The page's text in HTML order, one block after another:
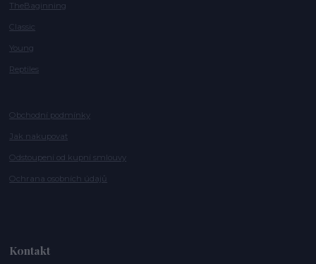
TheBaginning
Classic
Young
Reptiles
Obchodní podmínky
Jak nakupovat
Odstoupení od kupní smlouvy
Ochrana osobních údajů
Kontakt